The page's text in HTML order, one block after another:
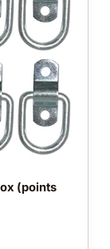
(points